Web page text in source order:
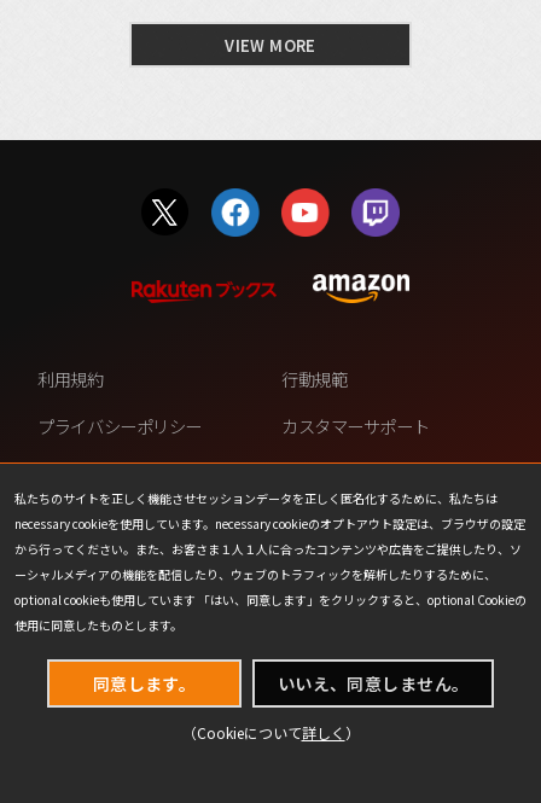
VIEW MORE
私たちのサイトを正しく機能させセッションデータを正しく匿名化するために、私たちは
necessary cookieを使用しています。necessary cookieのオプトアウト設定は、ブラウザの設定
から行ってください。また、お客さま１人１人に合ったコンテンツや広告をご提供したり、ソ
ーシャルメディアの機能を配信したり、ウェブのトラフィックを解析したりするために、
optional cookieも使用しています 「はい、同意します」をクリックすると、optional Cookieの
使用に同意したものとします。
同意します。 いいえ、同意しません。
（Cookieについて詳しく ）
利用規約
行動規範
プライバシーポリシー
カスタマーサポート
ファンコンテンツ・ポリシー
個人情報の販売や共有を許可し
ない
COOKIE
プレスリリース
会社情報
お問い合わせ